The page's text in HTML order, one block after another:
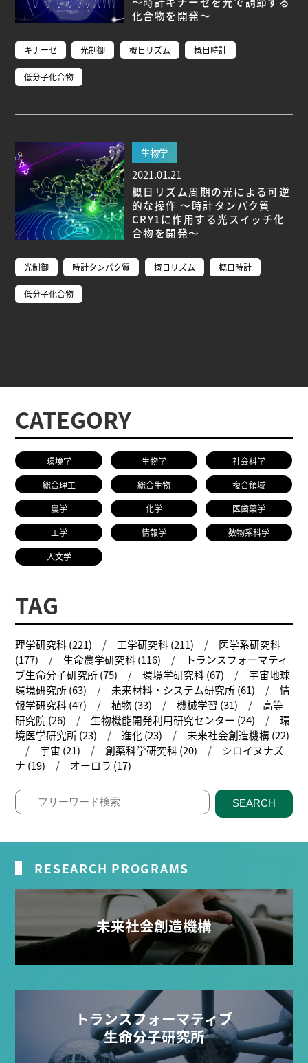
化合物を開発～
キナーゼ 光制御 概日リズム 概日時計
低分子化合物
生物学
2021.01.21
概日リズム周期の光による可逆
的な操作 ～時計タンパク質
CRY1に作用する光スイッチ化
合物を開発～
光制御 時計タンパク質 概日リズム 概日時計
低分子化合物
CATEGORY
環境学 生物学 社会科学
総合理工 総合生物 複合領域
農学 化学 医歯薬学
工学 情報学 数物系科学
人文学
TAG
理学研究科 (221) 工学研究科 (211)
医学系研究科
(177)
生命農学研究科 (116)
トランスフォーマティ
ブ生命分子研究所 (75)
環境学研究科 (67)
宇宙地球
環境研究所 (63)
未来材料・システム研究所 (61)
情
報学研究科 (47)
植物 (33) 機械学習 (31)
高等
研究院 (26)
生物機能開発利用研究センター (24)
環
境医学研究所 (23)
進化 (23)
未来社会創造機構 (22)
宇宙 (21)
創薬科学研究科 (20)
シロイヌナズ
ナ (19)
オーロラ (17)
SEARCH
RESEARCH PROGRAMS
未来社会創造機構
トランスフォーマティブ
生命分子研究所